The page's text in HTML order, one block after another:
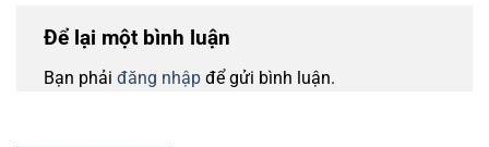
Để lại một bình luận
Bạn phải đăng nhập để gửi bình luận.